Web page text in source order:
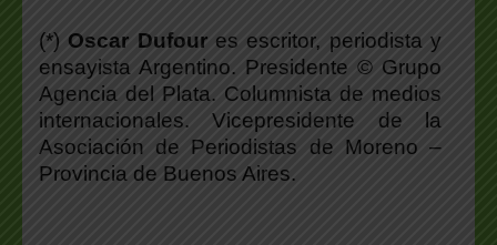
(*) Oscar Dufour es escritor, periodista y
ensayista Argentino. Presidente © Grupo
Agencia del Plata. Columnista de medios
internacionales. Vicepresidente de la
Asociación de Periodistas de Moreno –
Provincia de Buenos Aires.